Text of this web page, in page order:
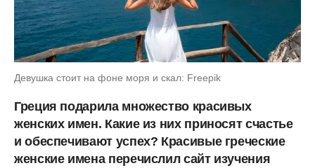
Девушка стоит на фоне моря и скал: Freepik
Греция подарила множество красивых
женских имен. Какие из них приносят счастье
и обеспечивают успех? Красивые греческие
женские имена перечислил сайт изучения